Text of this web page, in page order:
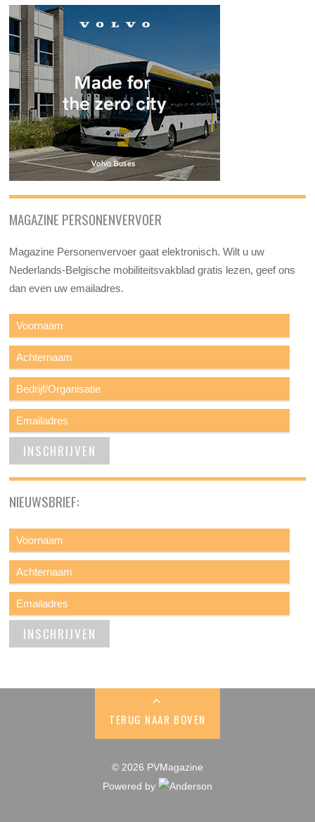
MAGAZINE PERSONENVERVOER
Magazine Personenvervoer gaat elektronisch. Wilt u uw
Nederlands-Belgische mobiliteitsvakblad gratis lezen, geef ons
dan even uw emailadres.
NIEUWSBRIEF:
TERUG NAAR BOVEN
© 2026 PVMagazine
Powered by